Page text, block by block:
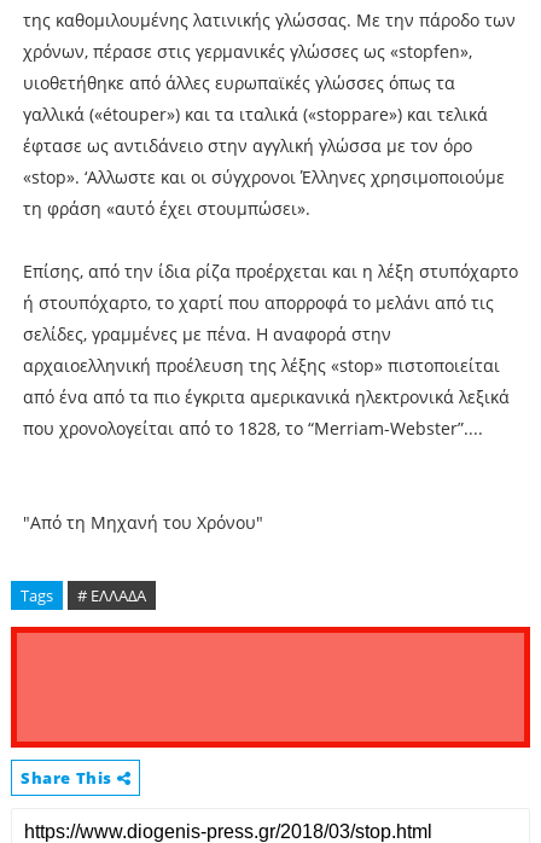
της καθομιλουμένης λατινικής γλώσσας. Με την πάροδο των
χρόνων, πέρασε στις γερμανικές γλώσσες ως «stopfen»,
υιοθετήθηκε από άλλες ευρωπαϊκές γλώσσες όπως τα
γαλλικά («étouper») και τα ιταλικά («stoppare») και τελικά
έφτασε ως αντιδάνειο στην αγγλική γλώσσα με τον όρο
«stop». ‘Αλλωστε και οι σύγχρονοι Έλληνες χρησιμοποιούμε
τη φράση «αυτό έχει στουμπώσει».
Επίσης, από την ίδια ρίζα προέρχεται και η λέξη στυπόχαρτο
ή στουπόχαρτο, το χαρτί που απορροφά το μελάνι από τις
σελίδες, γραμμένες με πένα. Η αναφορά στην
αρχαιοελληνική προέλευση της λέξης «stop» πιστοποιείται
από ένα από τα πιο έγκριτα αμερικανικά ηλεκτρονικά λεξικά
που χρονολογείται από το 1828, το “Merriam-Webster”....
"Από τη Μηχανή του Χρόνου"
Tags # ΕΛΛΑΔΑ
Share This